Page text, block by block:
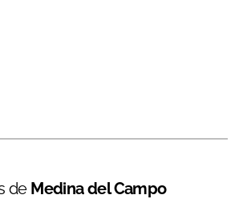
de Medina del Campo